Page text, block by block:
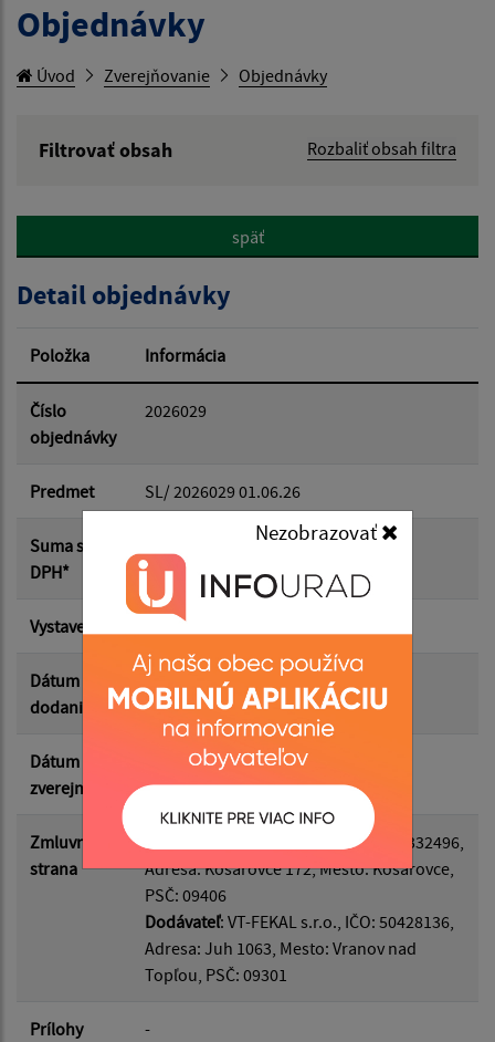
Nezobrazovať
Objednávky
Úvod Zverejňovanie Objednávky
Filtrovať obsah
Rozbaliť obsah filtra
Hľadať v:
Dátum od:
Dátum do:
Suma od:
Suma do:
späť
Detail objednávky
Položka Informácia
Číslo
objednávky
2026029
Predmet SL/ 2026029 01.06.26
Suma s
DPH*
Vystavená 01.06.2026
Dátum
dodania
08.06.2026
Dátum
zverejnenia
07.07.2026
Zmluvná
strana
: Obec Košarovce, IČO: 00332496,
Adresa: Košarovce 172, Mesto: Košarovce,
PSČ: 09406
Dodávateľ: VT-FEKAL s.r.o., IČO: 50428136,
Adresa: Juh 1063, Mesto: Vranov nad
Topľou, PSČ: 09301
Prílohy -